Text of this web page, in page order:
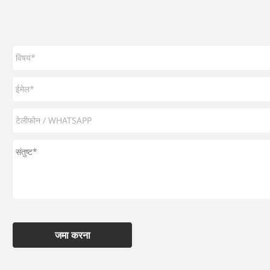
जमा करना